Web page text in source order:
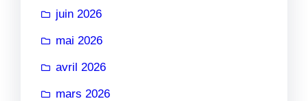
juin 2026
mai 2026
avril 2026
mars 2026